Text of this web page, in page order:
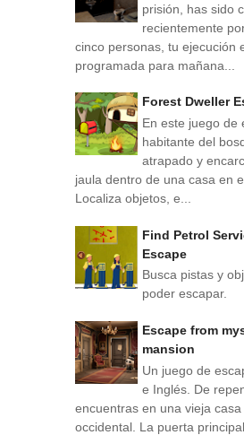
prisión, has sido
recientemente
cinco personas, tu ejecución
programada para mañana...
Forest Dweller
En este juego de
habitante del
atrapado y
jaula dentro de una casa en
Localiza objetos, e...
Find Petrol
Escape
Busca pistas y
poder escapar.
Escape from
mansion
Un juego de
e Inglés. De
encuentras en una vieja
occidental. La puerta